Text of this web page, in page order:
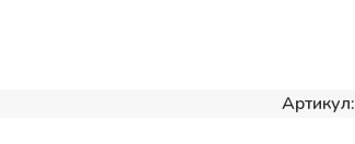
Артикул: